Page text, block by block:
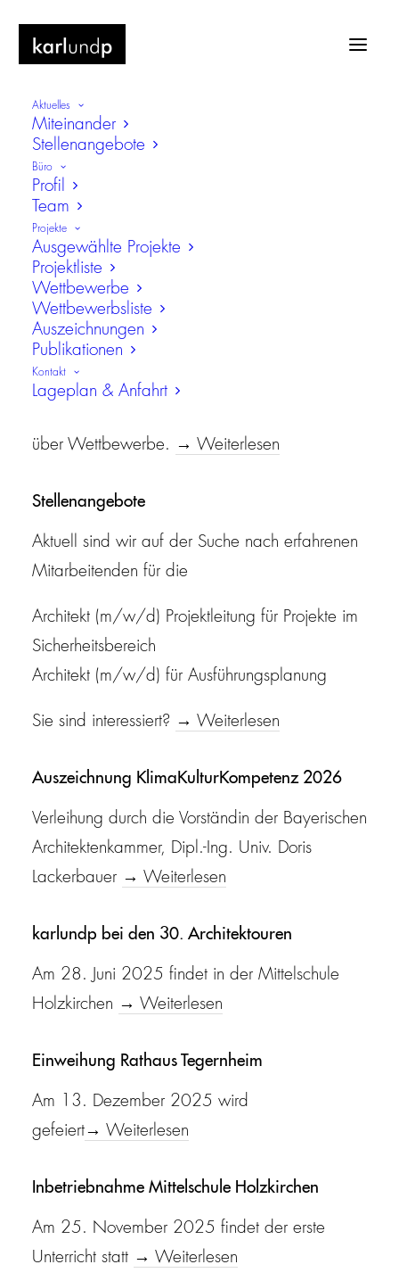
Aktuelles
Miteinander
Stellenangebote
Büro
Profil
Team
Projekte
Ausgewählte Projekte
Projektliste
Wettbewerbe
Wettbewerbsliste
Auszeichnungen
Publikationen
Kontakt
Lageplan & Anfahrt
Wer wir sind –
Über karlundp Architekten
Seit 1995 entwerfen und realisieren wir private
und öffentliche Projekte im In- und Ausland.
über Wettbewerbe. → Weiterlesen
Stellenangebote
Aktuell sind wir auf der Suche nach erfahrenen
Mitarbeitenden für die
Architekt (m/w/d) Projektleitung für Projekte im
Sicherheitsbereich
Architekt (m/w/d) für Ausführungsplanung
Sie sind interessiert? → Weiterlesen
Auszeichnung KlimaKulturKompetenz 2026
Verleihung durch die Vorständin der Bayerischen
Architektenkammer, Dipl.-Ing. Univ. Doris
Lackerbauer → Weiterlesen
karlundp bei den 30. Architektouren
Am 28. Juni 2025 findet in der Mittelschule
Holzkirchen → Weiterlesen
Einweihung Rathaus Tegernheim
Am 13. Dezember 2025 wird
gefeiert→ Weiterlesen
Inbetriebnahme Mittelschule Holzkirchen
Am 25. November 2025 findet der erste
Unterricht statt → Weiterlesen